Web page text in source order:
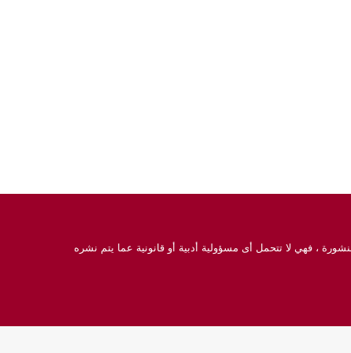
، فهي لا تتحمل أى مسؤولية أدبية أو قانونية عما يتم نشره